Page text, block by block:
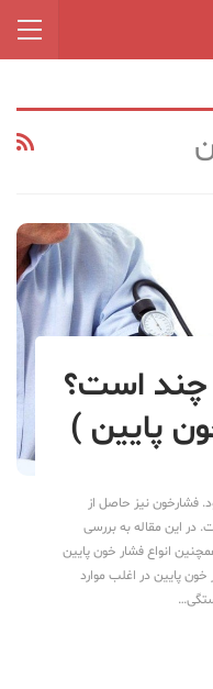
چند است؟
پایین )
فشارخون نیز حاصل از
در این مقاله به بررسی
انواع فشار خون پایین
پایین در اغلب موارد